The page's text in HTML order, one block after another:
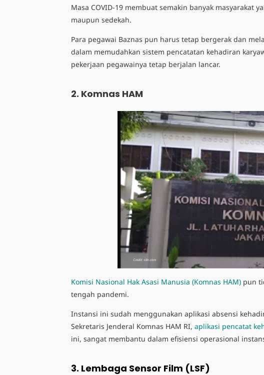
Masa COVID-19 membuat semakin banyak masyarakat
maupun sedekah.
Para pegawai Baznas pun harus tetap bergerak dan
dalam memudahkan sistem pencatatan kehadiran
pekerjaan pegawainya tetap berjalan lancar.
2. Komnas HAM
Komisi Nasional Hak Asasi Manusia (Komnas HAM) pun
tengah pandemi.
Instansi ini sudah menggunakan aplikasi absensi
Sekretaris Jenderal Komnas HAM RI, aplikasi pencatat
ini, sangat membantu dalam efisiensi operasional
3. Lembaga Sensor Film (LSF)